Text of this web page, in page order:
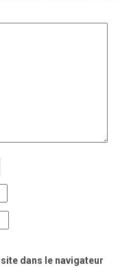
dans le navigateur